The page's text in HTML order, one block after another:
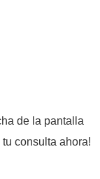
de la pantalla
consulta ahora!